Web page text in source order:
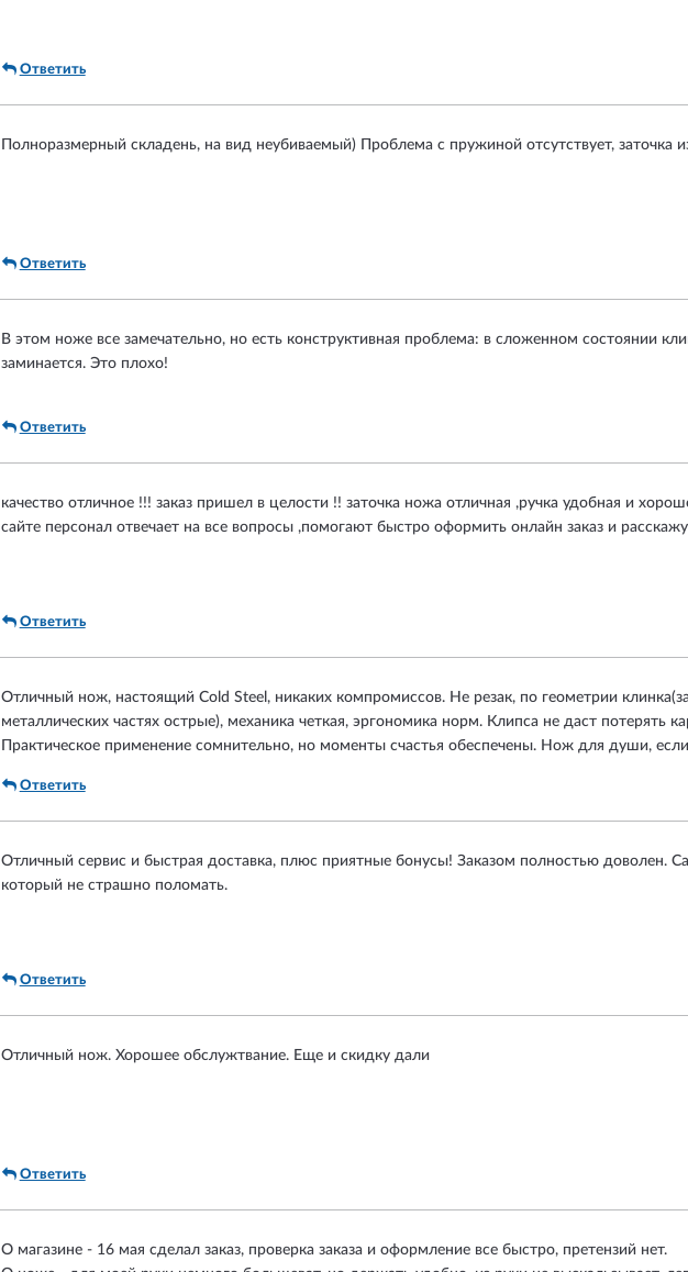
Ответить
Полноразмерный складень, на вид неубиваемый) Проблема с пружиной отсутствует, заточка
Ответить
В этом ноже все замечательно, но есть конструктивная проблема: в сложенном состоянии
заминается. Это плохо!
Ответить
качество отличное !!! заказ пришел в целости !! заточка ножа отличная ,ручка удобная и
сайте персонал отвечает на все вопросы ,помогают быстро оформить онлайн заказ и
Ответить
Отличный нож, настоящий Cold Steel, никаких компромиссов. Не резак, по геометрии
металлических частях острые), механика четкая, эргономика норм. Клипса не даст потерять
Практическое применение сомнительно, но моменты счастья обеспечены. Нож для души,
Ответить
Отличный сервис и быстрая доставка, плюс приятные бонусы! Заказом полностью доволен.
который не страшно поломать.
Ответить
Отличный нож. Хорошее обслужтвание. Еще и скидку дали
Ответить
О магазине - 16 мая сделал заказ, проверка заказа и оформление все быстро, претензий нет.